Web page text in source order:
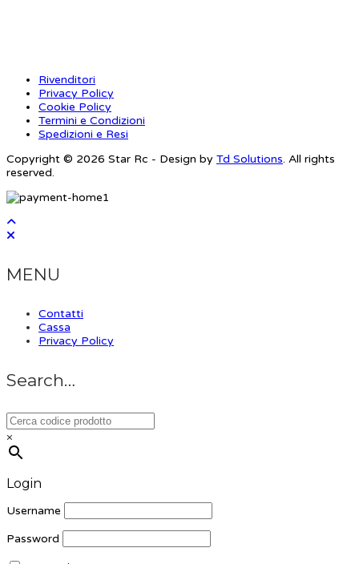
Rivenditori
Privacy Policy
Cookie Policy
Termini e Condizioni
Spedizioni e Resi
Copyright © 2026 Star Rc - Design by Td Solutions. All rights
reserved.
MENU
Contatti
Cassa
Privacy Policy
Search…
×
Login
Username
Password